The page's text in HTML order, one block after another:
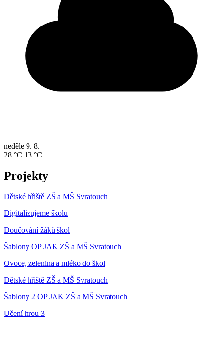
neděle 9. 8.
28 °C 13 °C
Projekty
Dětské hřiště ZŠ a MŠ Svratouch
Digitalizujeme školu
Doučování žáků škol
Šablony OP JAK ZŠ a MŠ Svratouch
Ovoce, zelenina a mléko do škol
Dětské hřiště ZŠ a MŠ Svratouch
Šablony 2 OP JAK ZŠ a MŠ Svratouch
Učení hrou 3